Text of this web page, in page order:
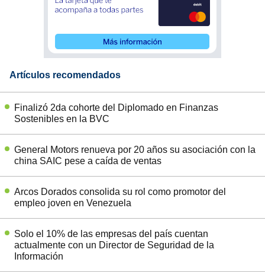
Artículos recomendados
Finalizó 2da cohorte del Diplomado en Finanzas
Sostenibles en la BVC
General Motors renueva por 20 años su asociación con la
china SAIC pese a caída de ventas
Arcos Dorados consolida su rol como promotor del
empleo joven en Venezuela
Solo el 10% de las empresas del país cuentan
actualmente con un Director de Seguridad de la
Información